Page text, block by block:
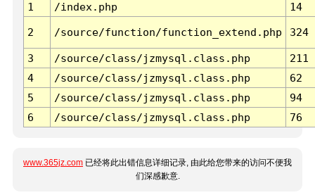
1
/index.php 14
2 /source/function/function_extend.php 324
3 /source/class/jzmysql.class.php
211
4
/source/class/jzmysql.class.php
62
5
/source/class/jzmysql.class.php
94
6
/source/class/jzmysql.class.php 76
www.365jz.com 已经将此出错信息详细记录, 由此给您带来的访问不便我
们深感歉意.